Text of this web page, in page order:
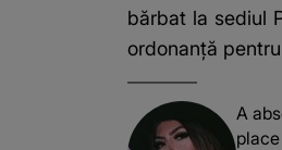
bărbat la sediul
ordonanţă
A